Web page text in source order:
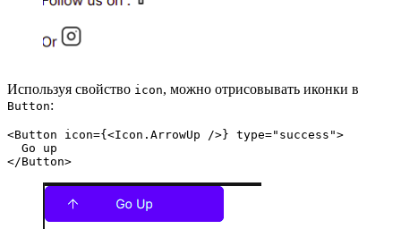
Используя свойство icon, можно отрисовывать иконки в
Button:
<Button icon={<Icon.ArrowUp />} type="success">
  Go up
</Button>